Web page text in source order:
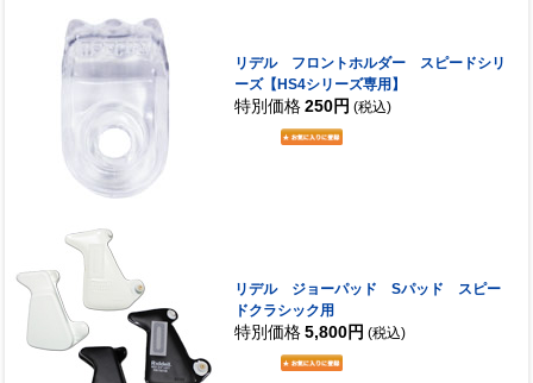
リデル フロントホルダー スピードシリ
ーズ【HS4シリーズ専用】
特別価格 250円 (税込)
リデル ジョーパッド Sパッド スピー
ドクラシック用
特別価格 5,800円 (税込)